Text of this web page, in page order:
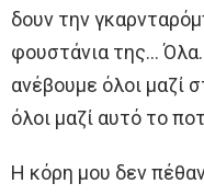
δουν την
φουστάνια της…
ανέβουμε όλοι μαζί
όλοι μαζί αυτό το
Η κόρη μου δεν